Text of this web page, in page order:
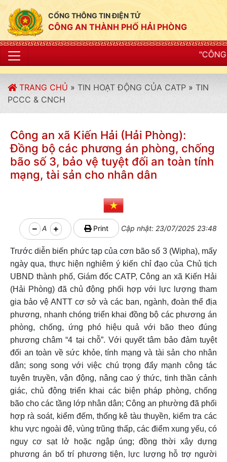
CỔNG THÔNG TIN ĐIỆN TỬ
CÔNG AN THÀNH PHỐ HẢI PHÒNG
"CÔNG AN THÀNH PHỐ
TRANG CHỦ » TIN HOẠT ĐỘNG CỦA CATP » TIN
PCCC & CNCH
Công an xã Kiến Hải (Hải Phòng):
Đồng bộ các phương án phòng, chống
bão số 3, bảo vệ tuyệt đối an toàn tính
mạng, tài sản cho nhân dân
A Print Cập nhật: 23/07/2025 23:48
Trước diễn biến phức tạp của cơn bão số 3 (Wipha), mấy
ngày qua, thực hiện nghiêm ý kiến chỉ đạo của Chủ tịch
UBND thành phố, Giám đốc CATP, Công an xã Kiến Hải
(Hải Phòng) đã chủ động phối hợp với lực lượng tham
gia bảo vệ ANTT cơ sở và các ban, ngành, đoàn thể địa
phương, nhanh chóng triển khai đồng bộ các phương án
phòng, chống, ứng phó hiệu quả với bão theo đúng
phương châm “4 tại chỗ”. Với quyết tâm bảo đảm tuyệt
đối an toàn về sức khỏe, tính mạng và tài sản cho nhân
dân; song song với việc chú trọng đẩy mạnh công tác
tuyên truyền, vận động, nâng cao ý thức, tinh thần cảnh
giác, chủ động triển khai các biện pháp phòng, chống
bão cho các tầng lớp nhân dân; Công an phường đã phối
hợp rà soát, kiểm đếm, thống kê tàu thuyền, kiểm tra các
khu vực ngoài đê, vùng trũng thấp, các điểm xung yếu, có
nguy cơ sạt lở hoặc ngập úng; đồng thời xây dựng
phương án bố trí phương tiện, lực lượng hỗ trợ người